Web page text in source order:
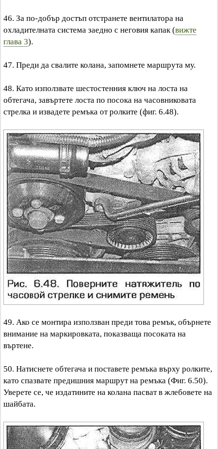
46. За по-добър достъп отстранете вентилатора на
охладителната система заедно с неговия капак (вижте
глава 3).
47. Преди да свалите колана, запомнете маршрута му.
48. Като използвате шестостенния ключ на лоста на
обтегача, завъртете лоста по посока на часовниковата
стрелка и извадете ремъка от ролките (фиг. 6.48).
49. Ако се монтира използван преди това ремък, обърнете
внимание на маркировката, показваща посоката на
въртене.
50. Натиснете обтегача и поставете ремъка върху ролките,
като спазвате предишния маршрут на ремъка (Фиг. 6.50).
Уверете се, че издатините на колана пасват в жлебовете на
шайбата.